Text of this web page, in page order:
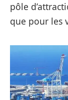
pôle
que pour les